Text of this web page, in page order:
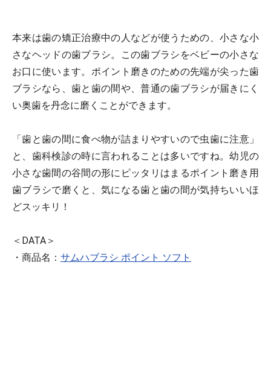
本来は歯の矯正治療中の人などが使うための、小さな小
さなヘッドの歯ブラシ。この歯ブラシをベビーの小さな
お口に使います。ポイント磨きのための先端が尖った歯
ブラシなら、歯と歯の間や、普通の歯ブラシが届きにく
い奥歯を丹念に磨くことができます。
「歯と歯の間に食べ物が詰まりやすいので虫歯に注意」
と、歯科検診の時に言われることは多いですね。幼児の
小さな歯間の谷間の形にピッタリはまるポイント磨き用
歯ブラシで磨くと、気になる歯と歯の間が気持ちいいほ
どスッキリ！
＜DATA＞
・商品名： サムハブラシ ポイント ソフト